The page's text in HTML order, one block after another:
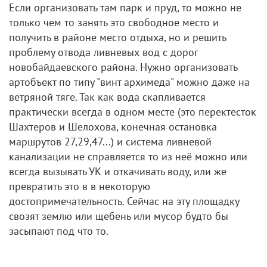
Если организовать там парк и пруд, то можно не
только чем то занять это свободное место и
получить в районе место отдыха, но и решить
проблему отвода ливневых вод с дорог
новобайдаевского района. Нужно организовать
артобъект по типу "винт архимеда" можно даже на
ветряной тяге. Так как вода скапливается
практически всегда в одном месте (это перектесток
Шахтеров и Шелохова, конечная остановка
маршрутов 27,29,47...) и система ливневой
канализации не справляется то из неё можно или
всегда вызывать УК и откачивать воду, или же
превратить это в в некоторую
достопримечательность. Сейчас на эту площадку
свозят землю или щебень или мусор будто бы
засыпают под что то.